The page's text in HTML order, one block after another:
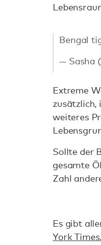
Bengal
— Sasha
Extreme
zusätzlich,
weiteres
Sollte der
gesamte
Zahl
Es gibt
York Times.